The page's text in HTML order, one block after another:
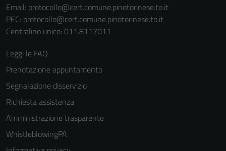
Email: protocollo@cert.comune.pinotorinese.to.it
PEC: protocollo@cert.comune.pinotorinese.to.it
Centralino unico: 011.8117011
Leggi le FAQ
Prenotazione appuntamento
Segnalazione disservizio
Richiesta assistenza
Amministrazione trasparente
WhistleblowingPA